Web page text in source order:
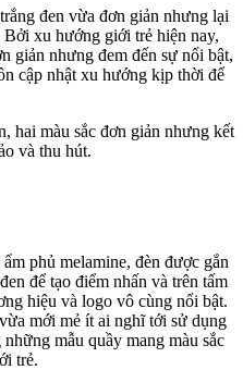
đen vừa đơn giản nhưng lại
Bởi xu hướng giới trẻ hiện nay,
giản nhưng đem đến sự nổi bật,
cập nhật xu hướng kịp thời để
hai màu sắc đơn giản nhưng kết
và thu hút.
phủ melamine, đèn được gắn
để tạo điểm nhấn và trên tấm
hiệu và logo vô cùng nổi bật.
mới mẻ ít ai nghĩ tới sử dụng
mẫu quầy mang màu sắc
trẻ.